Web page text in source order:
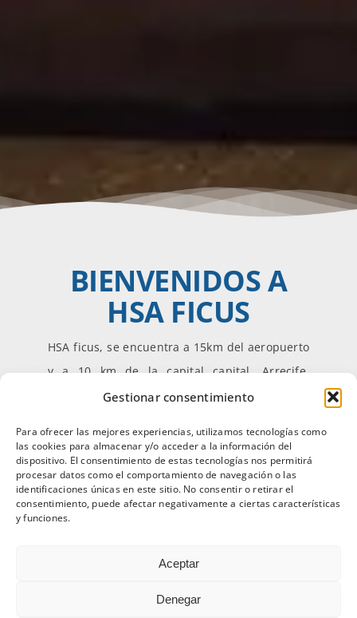
Gestionar consentimiento
Para ofrecer las mejores experiencias, utilizamos tecnologías como
las cookies para almacenar y/o acceder a la información del
dispositivo. El consentimiento de estas tecnologías nos permitirá
procesar datos como el comportamiento de navegación o las
identificaciones únicas en este sitio. No consentir o retirar el
consentimiento, puede afectar negativamente a ciertas características
y funciones.
Aceptar
Denegar
BIENVENIDOS A
HSA FICUS
HSA ficus, se encuentra a 15km del aeropuerto
y a 10 km de la capital capital, Arrecife.
Ubicado en la tranquila, Costa Teguise, se
centro de bares y restaurantes de la
urbanización.
DISFRUTE EN
UNO DE
NUESTROS